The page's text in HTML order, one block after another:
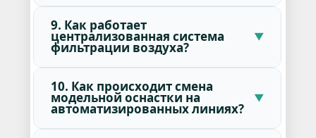
9. Как работает
централизованная система
фильтрации воздуха?
10. Как происходит смена
модельной оснастки на
автоматизированных линиях?